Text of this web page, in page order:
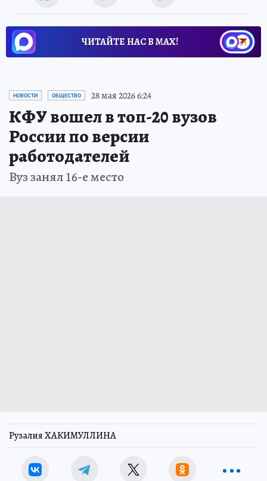
ЧИТАЙТЕ НАС В МАХ!
НОВОСТИ ОБЩЕСТВО 28 мая 2026 6:24
КФУ вошел в топ-20 вузов
России по версии
работодателей
Вуз занял 16-е место
Рузалия ХАКИМУЛЛИНА